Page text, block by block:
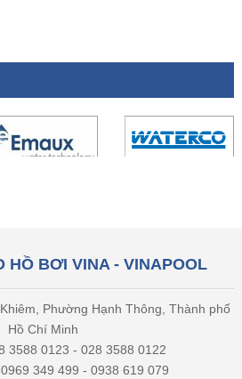
HỒ BƠI VINA - VINAPOOL
Phường Hạnh Thông, Thành phố
Hồ Chí Minh
3588 0123 - 028 3588 0122
349 499 - 0938 619 079